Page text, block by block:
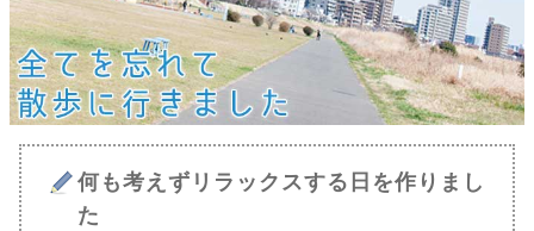
何も考えずリラックスする日を作りまし
た